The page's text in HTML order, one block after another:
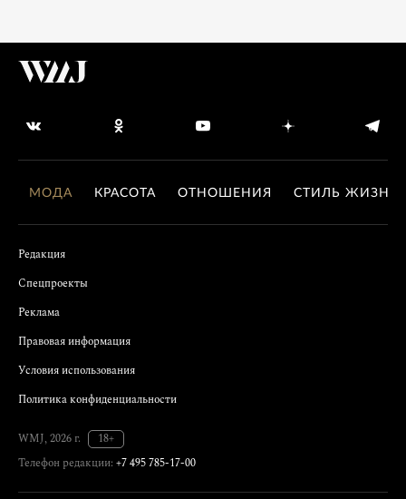
МОДА КРАСОТА ОТНОШЕНИЯ СТИЛЬ ЖИЗНИ
Редакция
Спецпроекты
Реклама
Правовая информация
Условия использования
Политика конфиденциальности
WMJ, 2026 г.
18+
Телефон редакции: +7 495 785-17-00